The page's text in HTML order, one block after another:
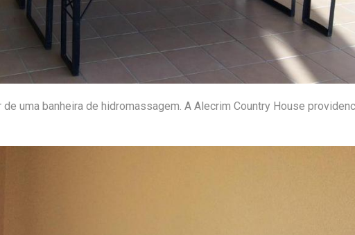
uma banheira de hidromassagem. A Alecrim Country House